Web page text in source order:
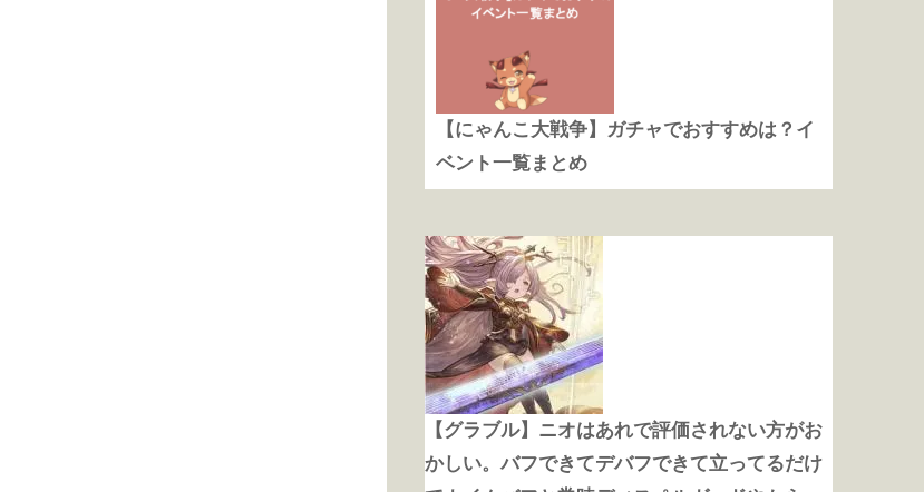
【にゃんこ大戦争】ガチャでおすすめは？イ
ベント一覧まとめ
【グラブル】ニオはあれで評価されない方がお
かしい。バフできてデバフできて立ってるだけ